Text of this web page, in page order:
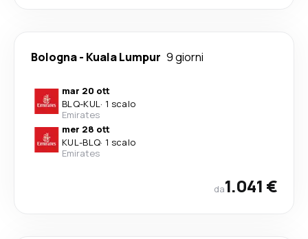
Bologna- Kuala Lumpur 9 giorni
mar 20 ott
BLQ-KUL· 1 scalo
Emirates
mer 28 ott
KUL-BLQ· 1 scalo
Emirates
da1.041 €